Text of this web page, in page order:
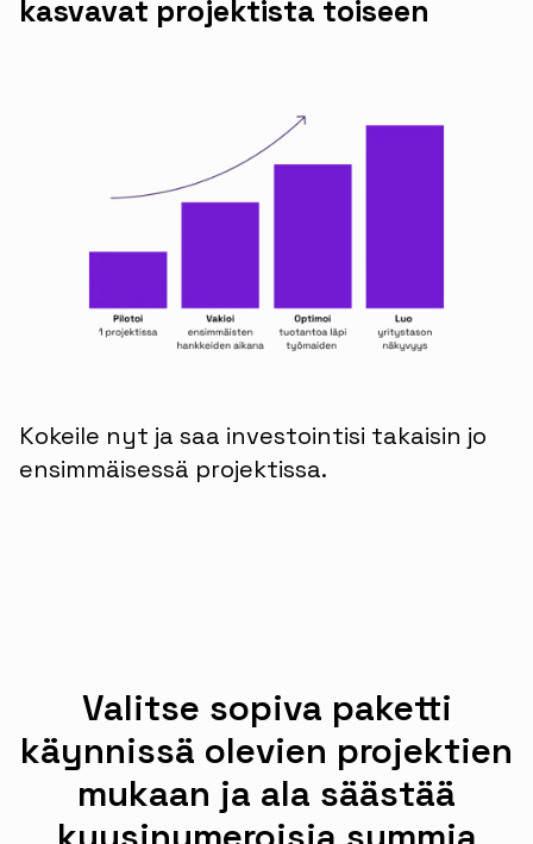
kasvavat projektista toiseen
Kokeile nyt ja saa investointisi takaisin jo
ensimmäisessä projektissa.
Valitse sopiva paketti
käynnissä olevien projektien
mukaan ja ala säästää